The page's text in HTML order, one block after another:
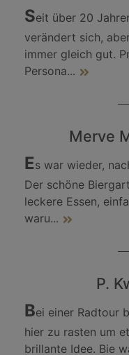
Seit über 20
verändert sich,
immer gleich gut.
Persona...
Merve
Es war wieder,
Der schöne
leckere Essen,
waru...
P.
Bei einer Radtour
hier zu rasten um
brillante Idee. Bie